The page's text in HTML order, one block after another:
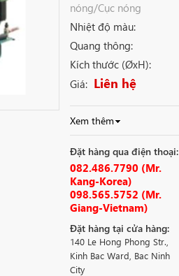
nóng/Cục nóng
Nhiệt độ màu:
Quang thông:
Kích thước (ØxH):
Giá: Liên hệ
Xem thêm
Đặt hàng qua điện thoại:
082.486.7790 (Mr.
Kang-Korea)
098.565.5752 (Mr.
Giang-Vietnam)
Đặt hàng tại cửa hàng:
140 Le Hong Phong Str.,
Kinh Bac Ward, Bac Ninh
City